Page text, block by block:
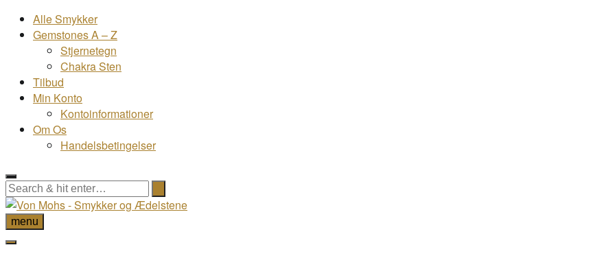
Alle Smykker
Gemstones A – Z
Stjernetegn
Chakra Sten
Tilbud
Min Konto
Kontoinformationer
Om Os
Handelsbetingelser
menu